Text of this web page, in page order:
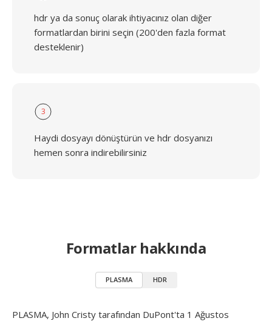
hdr ya da sonuç olarak ihtiyacınız olan diğer
formatlardan birini seçin (200'den fazla format
desteklenir)
3
Haydi dosyayı dönüştürün ve hdr dosyanızı
hemen sonra indirebilirsiniz
Formatlar hakkında
PLASMA HDR
PLASMA, John Cristy tarafından DuPont'ta 1 Ağustos